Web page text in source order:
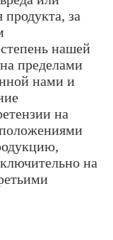
за
нашей
пределами
нами и
на
на